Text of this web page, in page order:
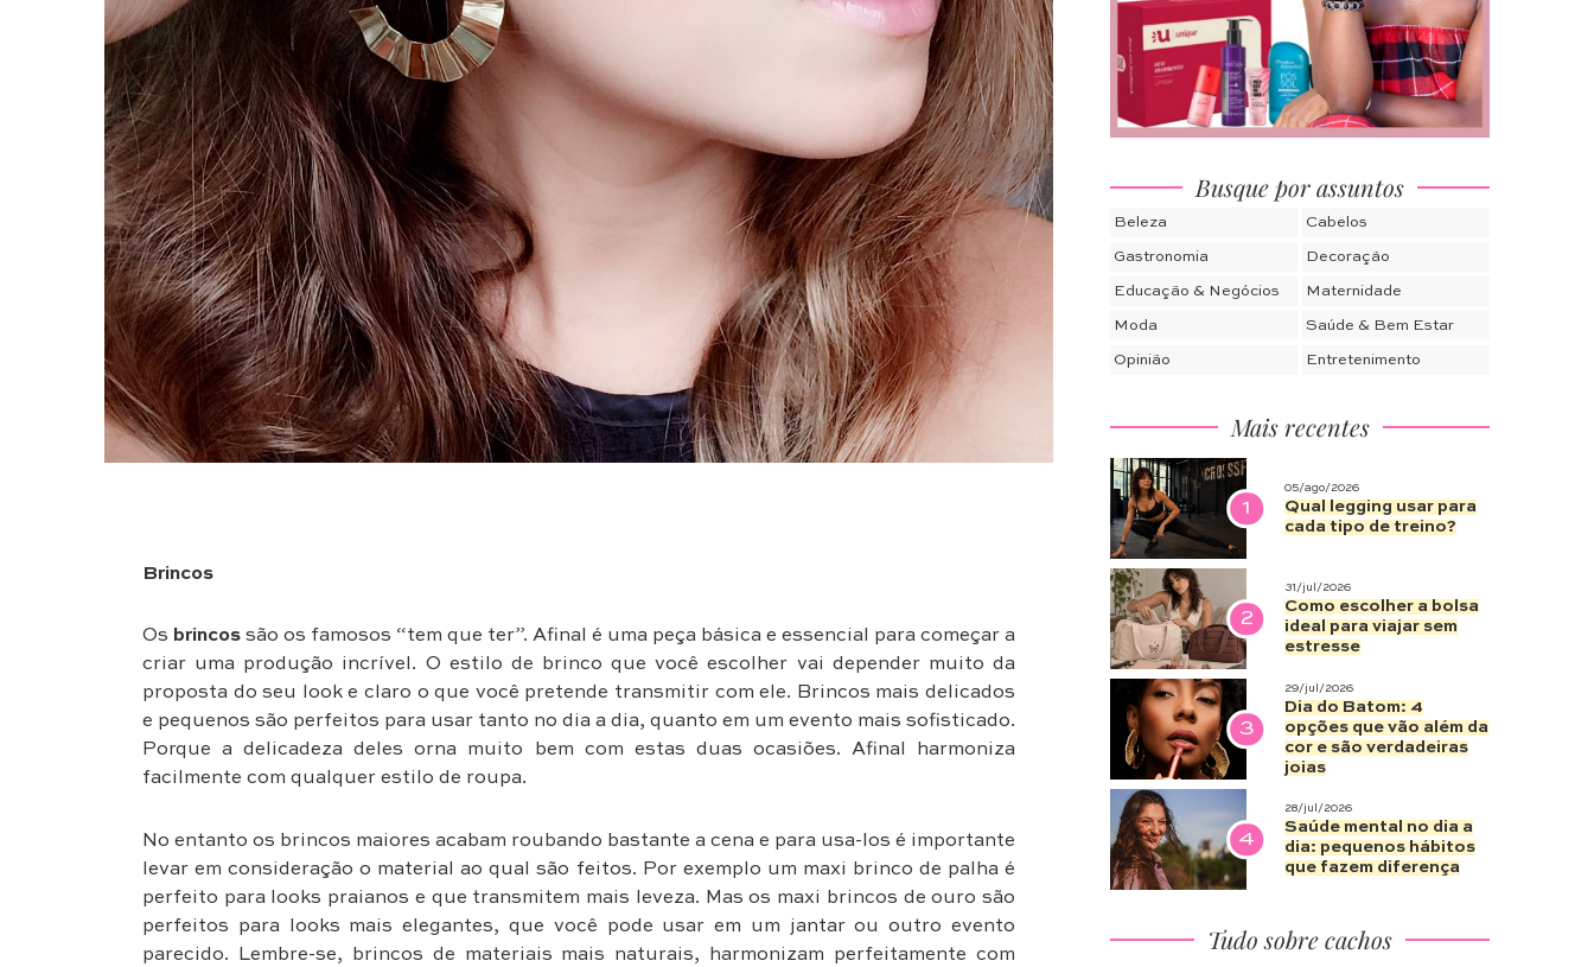
Brincos
Os brincos são os famosos “tem que ter”. Afinal é uma peça básica e essencial para começar a
criar uma produção incrível. O estilo de brinco que você escolher vai depender muito da
proposta do seu look e claro o que você pretende transmitir com ele. Brincos mais delicados
e pequenos são perfeitos para usar tanto no dia a dia, quanto em um evento mais sofisticado.
Porque a delicadeza deles orna muito bem com estas duas ocasiões. Afinal harmoniza
facilmente com qualquer estilo de roupa.
No entanto os brincos maiores acabam roubando bastante a cena e para usa-los é importante
levar em consideração o material ao qual são feitos. Por exemplo um maxi brinco de palha é
perfeito para looks praianos e que transmitem mais leveza. Mas os maxi brincos de ouro são
perfeitos para looks mais elegantes, que você pode usar em um jantar ou outro evento
parecido. Lembre-se, brincos de materiais mais naturais, harmonizam perfeitamente com
Busque por assuntos
Beleza Cabelos
Gastronomia Decoração
Educação & Negócios Maternidade
Moda Saúde & Bem Estar
Opinião Entretenimento
Mais recentes
1
05/ago/2026
Qual legging usar para
cada tipo de treino?
2
31/jul/2026
Como escolher a bolsa
ideal para viajar sem
estresse
3
29/jul/2026
Dia do Batom: 4
opções que vão além da
cor e são verdadeiras
joias
4
28/jul/2026
Saúde mental no dia a
dia: pequenos hábitos
que fazem diferença
Tudo sobre cachos